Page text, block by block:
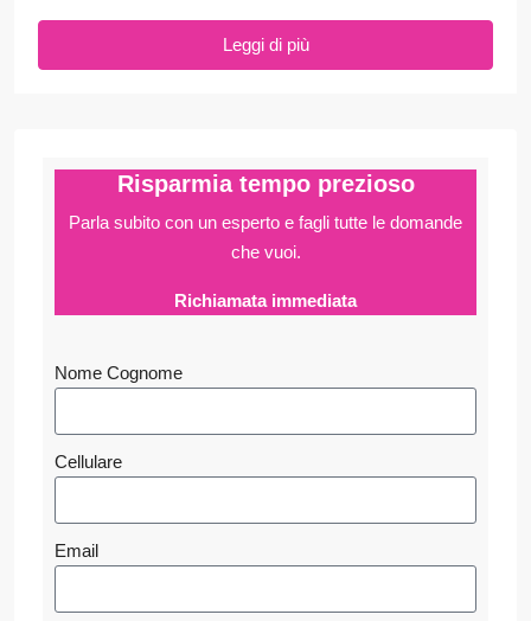
Leggi di più
Risparmia tempo prezioso
Parla subito con un esperto e fagli tutte le domande
che vuoi.
Richiamata immediata
Nome Cognome
Cellulare
Email